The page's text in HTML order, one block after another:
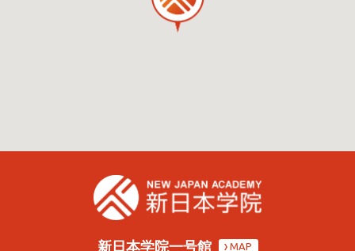
新日本学院一号館 MAP